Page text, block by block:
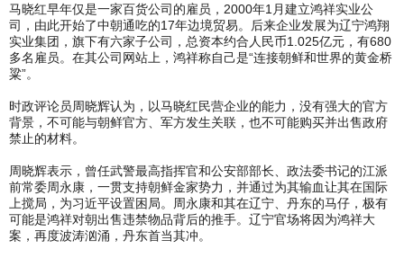
马晓红早年仅是一家百货公司的雇员，2000年1月建立鸿祥实业公
司，由此开始了中朝通吃的17年边境贸易。后来企业发展为辽宁鸿翔
实业集团，旗下有六家子公司，总资本约合人民币1.025亿元，有680
多名雇员。在其公司网站上，鸿祥称自己是“连接朝鲜和世界的黄金桥
粱”。
时政评论员周晓辉认为，以马晓红民营企业的能力，没有强大的官方
背景，不可能与朝鲜官方、军方发生关联，也不可能购买并出售政府
禁止的材料。
周晓辉表示，曾任武警最高指挥官和公安部部长、政法委书记的江派
前常委周永康，一贯支持朝鲜金家势力，并通过为其输血让其在国际
上搅局，为习近平设置困局。周永康和其在辽宁、丹东的马仔，极有
可能是鸿祥对朝出售违禁物品背后的推手。辽宁官场将因为鸿祥大
案，再度波涛汹涌，丹东首当其冲。